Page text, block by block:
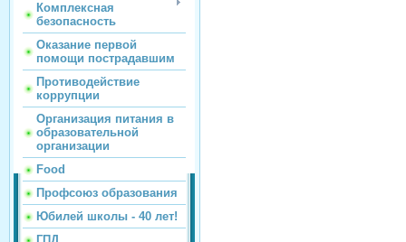
Комплексная
безопасность
Оказание первой
помощи пострадавшим
Противодействие
коррупции
Организация питания в
образовательной
организации
Food
Профсоюз образования
Юбилей школы - 40 лет!